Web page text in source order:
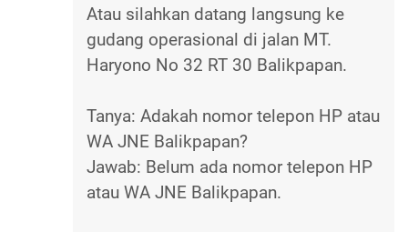
Atau silahkan datang langsung ke
gudang operasional di jalan MT.
Haryono No 32 RT 30 Balikpapan.
Tanya: Adakah nomor telepon HP atau
WA JNE Balikpapan?
Jawab: Belum ada nomor telepon HP
atau WA JNE Balikpapan.